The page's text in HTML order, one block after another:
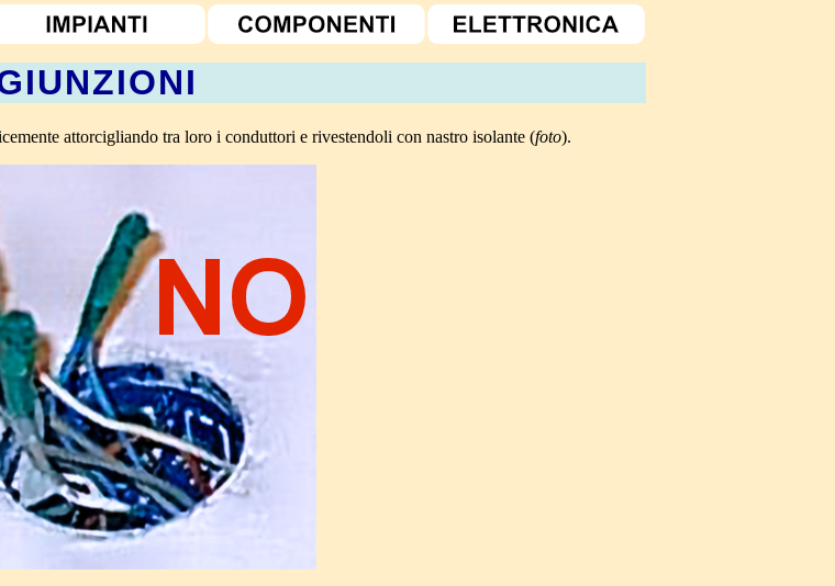
attorcigliando tra loro i conduttori e rivestendoli con nastro isolante (foto).